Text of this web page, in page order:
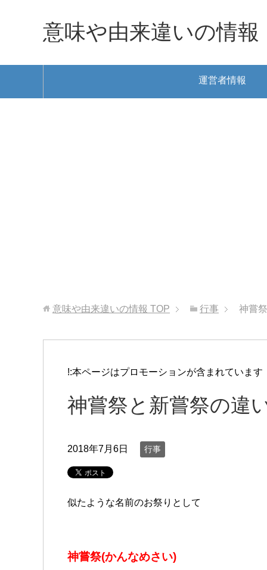
意味や由来違いの情報
運営者情報
意味や由来違いの情報 TOP 行事 神嘗
!:本ページはプロモーションが含まれています
神嘗祭と新嘗祭の違
2018年7月6日 行事
似たような名前のお祭りとして
神嘗祭(かんなめさい)